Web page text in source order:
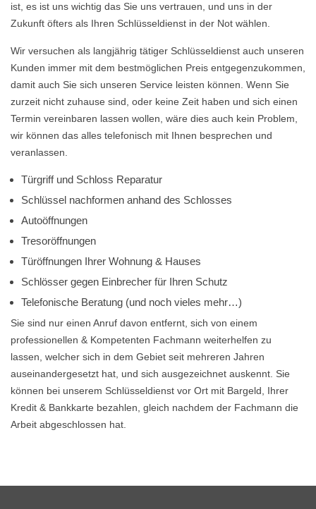
ist, es ist uns wichtig das Sie uns vertrauen, und uns in der
Zukunft öfters als Ihren Schlüsseldienst in der Not wählen.
Wir versuchen als langjährig tätiger Schlüsseldienst auch unseren
Kunden immer mit dem bestmöglichen Preis entgegenzukommen,
damit auch Sie sich unseren Service leisten können. Wenn Sie
zurzeit nicht zuhause sind, oder keine Zeit haben und sich einen
Termin vereinbaren lassen wollen, wäre dies auch kein Problem,
wir können das alles telefonisch mit Ihnen besprechen und
veranlassen.
Türgriff und Schloss Reparatur
Schlüssel nachformen anhand des Schlosses
Autoöffnungen
Tresoröffnungen
Türöffnungen Ihrer Wohnung & Hauses
Schlösser gegen Einbrecher für Ihren Schutz
Telefonische Beratung (und noch vieles mehr…)
Sie sind nur einen Anruf davon entfernt, sich von einem
professionellen & Kompetenten Fachmann weiterhelfen zu
lassen, welcher sich in dem Gebiet seit mehreren Jahren
auseinandergesetzt hat, und sich ausgezeichnet auskennt. Sie
können bei unserem Schlüsseldienst vor Ort mit Bargeld, Ihrer
Kredit & Bankkarte bezahlen, gleich nachdem der Fachmann die
Arbeit abgeschlossen hat.